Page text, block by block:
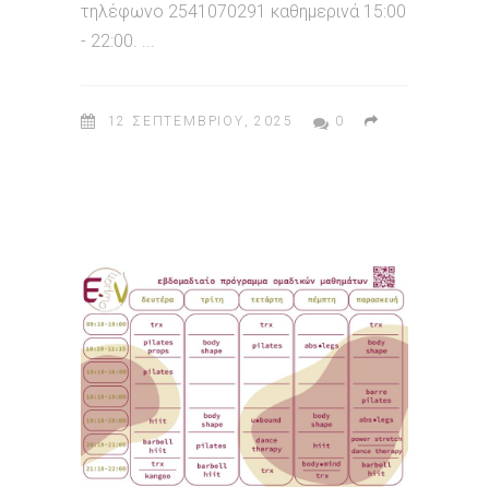
τηλέφωνο 2541070291 καθημερινά 15:00
- 22:00.
12 ΣΕΠΤΕΜΒΡΊΟΥ, 2025 0